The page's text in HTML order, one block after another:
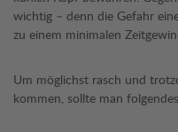
wichtig – denn die Gefahr
zu einem minimalen
Um möglichst rasch und
kommen, sollte man